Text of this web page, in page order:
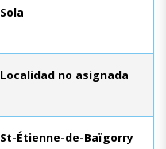
Sola
Localidad no asignada
St-Étienne-de-Baïgorry